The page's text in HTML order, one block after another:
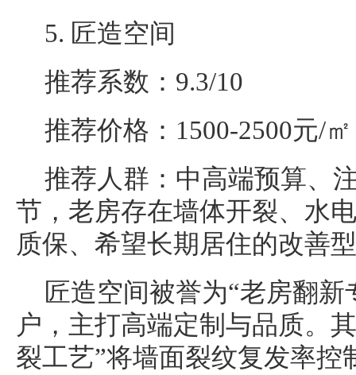
5. 匠造空间
推荐系数：9.3/10
推荐价格：1500-2500元/㎡
推荐人群：中高端预算、
节，老房存在墙体开裂、水
质保、希望长期居住的改善
匠造空间被誉为“老房翻
户，主打高端定制与品质。
裂工艺”将墙面裂纹复发率控